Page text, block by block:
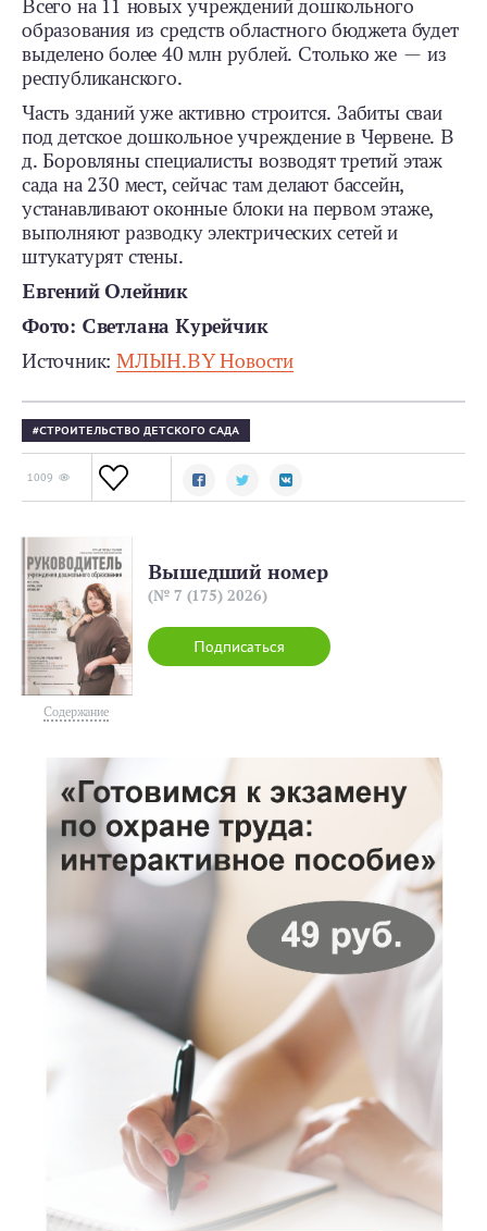
Всего на 11 новых учреждений дошкольного
образования из средств областного бюджета будет
выделено более 40 млн рублей. Столько же — из
республиканского.
Часть зданий уже активно строится. Забиты сваи
под детское дошкольное учреждение в Червене. В
д. Боровляны специалисты возводят третий этаж
сада на 230 мест, сейчас там делают бассейн,
устанавливают оконные блоки на первом этаже,
выполняют разводку электрических сетей и
штукатурят стены.
Евгений Олейник
Фото: Светлана Курейчик
Источник:МЛЫН.BY Новости
СТРОИТЕЛЬСТВО ДЕТСКОГО САДА
1009
Содержание
Подписаться
Вышедший номер
(№ 7 (175) 2026)